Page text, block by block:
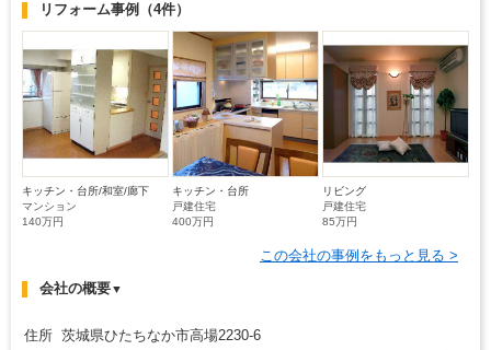
リフォーム事例 （4件）
キッチン・台所/和室/廊下
マンション
140万円
キッチン・台所
戸建住宅
400万円
リビング
戸建住宅
85万円
この会社の事例をもっと見る >
会社の概要▼
住所 茨城県ひたちなか市高場2230-6